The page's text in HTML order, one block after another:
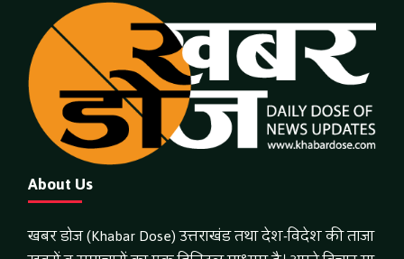
About Us
खबर डोज (Khabar Dose) उत्तराखंड तथा देश-विदेश की ताजा